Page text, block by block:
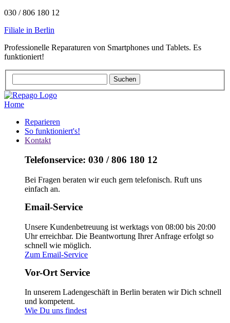
030 / 806 180 12
Filiale in Berlin
Professionelle Reparaturen von Smartphones und Tablets. Es
funktioniert!
Home
Reparieren
So funktioniert's!
Kontakt
Telefonservice: 030 / 806 180 12
Bei Fragen beraten wir euch gern telefonisch. Ruft uns
einfach an.
Email-Service
Unsere Kundenbetreuung ist werktags von 08:00 bis 20:00
Uhr erreichbar. Die Beantwortung Ihrer Anfrage erfolgt so
schnell wie möglich.
Zum Email-Service
Vor-Ort Service
In unserem Ladengeschäft in Berlin beraten wir Dich schnell
und kompetent.
Wie Du uns findest